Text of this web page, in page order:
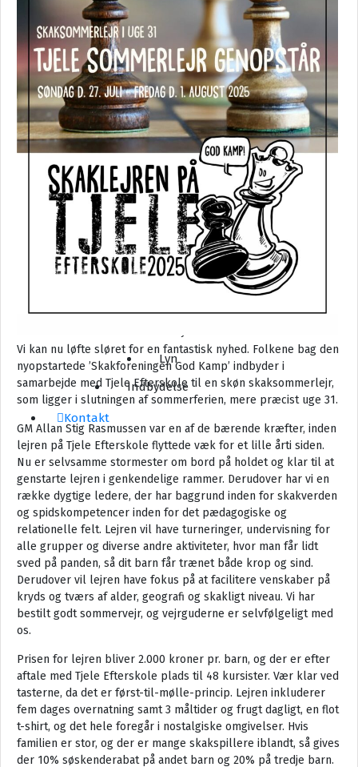
Skaklejren 2025
Arkiv
2025
Nyheder
Program
Deltagere
Lederteam
Resultater
Lejrturnering
Tjelelege
Lyn
Indbydelse
Kontakt
Vi kan nu løfte sløret for en fantastisk nyhed. Folkene bag den
nyopstartede ’Skakforeningen God Kamp’ indbyder i
samarbejde med Tjele Efterskole til en skøn skaksommerlejr,
som ligger i slutningen af sommerferien, mere præcist uge 31.
GM Allan Stig Rasmussen var en af de bærende kræfter, inden
lejren på Tjele Efterskole flyttede væk for et lille årti siden.
Nu er selvsamme stormester om bord på holdet og klar til at
genstarte lejren i genkendelige rammer. Derudover har vi en
række dygtige ledere, der har baggrund inden for skakverden
og spidskompetencer inden for det pædagogiske og
relationelle felt. Lejren vil have turneringer, undervisning for
alle grupper og diverse andre aktiviteter, hvor man får lidt
sved på panden, så dit barn får trænet både krop og sind.
Derudover vil lejren have fokus på at facilitere venskaber på
kryds og tværs af alder, geografi og skakligt niveau. Vi har
bestilt godt sommervejr, og vejrguderne er selvfølgeligt med
os.
Prisen for lejren bliver 2.000 kroner pr. barn, og der er efter
aftale med Tjele Efterskole plads til 48 kursister. Vær klar ved
tasterne, da det er først-til-mølle-princip. Lejren inkluderer
fem dages overnatning samt 3 måltider og frugt dagligt, en flot
t-shirt, og det hele foregår i nostalgiske omgivelser. Hvis
familien er stor, og der er mange skakspillere iblandt, så gives
der 10% søskenderabat på andet barn og 20% på tredje barn.